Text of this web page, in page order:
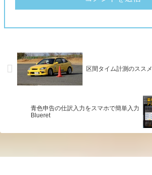
区間タイム計測のススメ
青色申告の仕訳入力をスマホで簡単入力
Blueret